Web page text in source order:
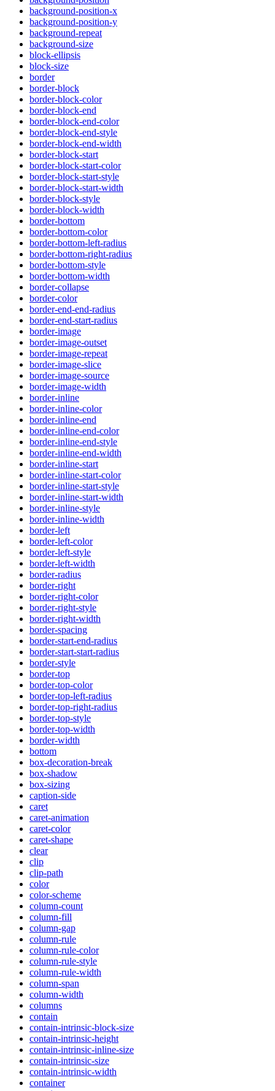
background-position-x
background-position-y
background-repeat
background-size
block-ellipsis
block-size
border
border-block
border-block-color
border-block-end
border-block-end-color
border-block-end-style
border-block-end-width
border-block-start
border-block-start-color
border-block-start-style
border-block-start-width
border-block-style
border-block-width
border-bottom
border-bottom-color
border-bottom-left-radius
border-bottom-right-radius
border-bottom-style
border-bottom-width
border-collapse
border-color
border-end-end-radius
border-end-start-radius
border-image
border-image-outset
border-image-repeat
border-image-slice
border-image-source
border-image-width
border-inline
border-inline-color
border-inline-end
border-inline-end-color
border-inline-end-style
border-inline-end-width
border-inline-start
border-inline-start-color
border-inline-start-style
border-inline-start-width
border-inline-style
border-inline-width
border-left
border-left-color
border-left-style
border-left-width
border-radius
border-right
border-right-color
border-right-style
border-right-width
border-spacing
border-start-end-radius
border-start-start-radius
border-style
border-top
border-top-color
border-top-left-radius
border-top-right-radius
border-top-style
border-top-width
border-width
bottom
box-decoration-break
box-shadow
box-sizing
caption-side
caret
caret-animation
caret-color
caret-shape
clear
clip
clip-path
color
color-scheme
column-count
column-fill
column-gap
column-rule
column-rule-color
column-rule-style
column-rule-width
column-span
column-width
columns
contain
contain-intrinsic-block-size
contain-intrinsic-height
contain-intrinsic-inline-size
contain-intrinsic-size
contain-intrinsic-width
container